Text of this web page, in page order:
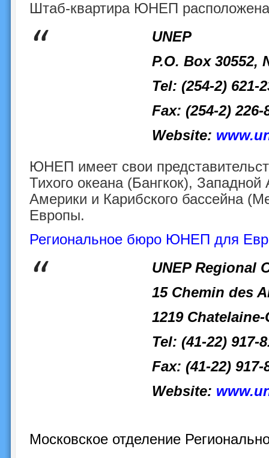
Штаб-квартира ЮНЕП
UNEP
P.O. Box 30552,
Tel: (254-2) 621-
Fax: (254-2) 226-
Website:
ЮНЕП имеет свои
Тихого океана (Бангкок),
Америки и Карибского бассейна
Европы.
Региональное бюро ЮНЕП для
UNEP Regional
15 Chemin des
1219
Tel: (41-22) 917-
Fax: (41-22) 917-
Website:
Московское отделение